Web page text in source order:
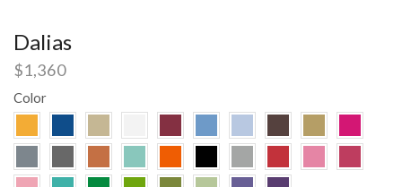
Dalias
$1,360
Color